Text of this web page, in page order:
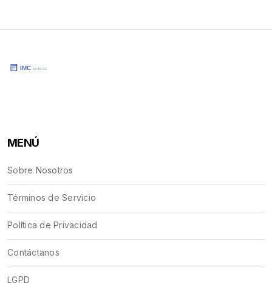
MENÚ
Sobre Nosotros
Términos de Servicio
Política de Privacidad
Contáctanos
LGPD